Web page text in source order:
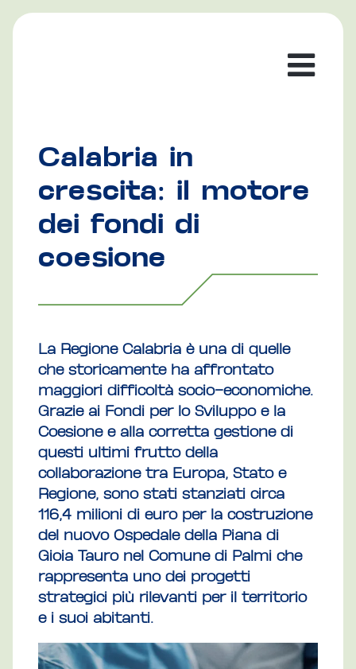
Calabria in
crescita: il motore
dei fondi di
coesione
La Regione Calabria è una di quelle
che storicamente ha affrontato
maggiori difficoltà socio-economiche.
Grazie ai Fondi per lo Sviluppo e la
Coesione e alla corretta gestione di
questi ultimi frutto della
collaborazione tra Europa, Stato e
Regione, sono stati stanziati circa
116,4 milioni di euro per la costruzione
del nuovo Ospedale della Piana di
Gioia Tauro nel Comune di Palmi che
rappresenta uno dei progetti
strategici più rilevanti per il territorio
e i suoi abitanti.